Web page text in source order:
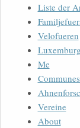
Liste der
Velofueren
Me
Vereine
About